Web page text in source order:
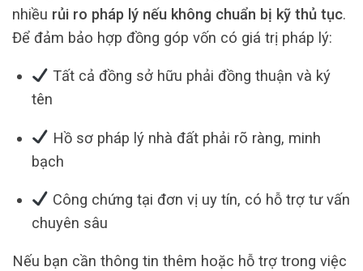
nhiều rủi ro pháp lý nếu không chuẩn bị kỹ thủ tục.
Để đảm bảo hợp đồng góp vốn có giá trị pháp lý:
Tất cả đồng sở hữu phải đồng thuận và ký
tên
Hồ sơ pháp lý nhà đất phải rõ ràng, minh
bạch
Công chứng tại đơn vị uy tín, có hỗ trợ tư vấn
chuyên sâu
Nếu bạn cần thông tin thêm hoặc hỗ trợ trong việc